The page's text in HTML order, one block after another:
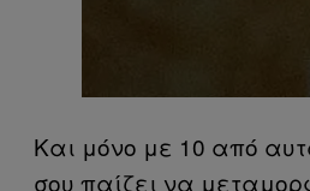
Και μόνο με 10 από
σου παίζει να